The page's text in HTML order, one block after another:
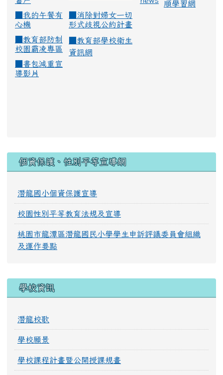
順學習網
我的午餐有
心機
消除對婦女一切
形式歧視公約計畫
教育部防制
校園霸凌專區
教育部學校衛生
資訊網
書包減重宣
導影片
個資保護、性別平等宣導網
潛龍國小個資保護宣導
校園性別平等教育法規及宣導
桃園市龍潭區潛龍國民小學學生申訴評議委員會組織
及運作要點
學校資訊
潛龍校歌
學校願景
學校課程計畫暨公開授課規畫